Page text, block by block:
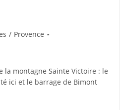
/ Provence
la montagne Sainte Victoire : le
ici et le barrage de Bimont